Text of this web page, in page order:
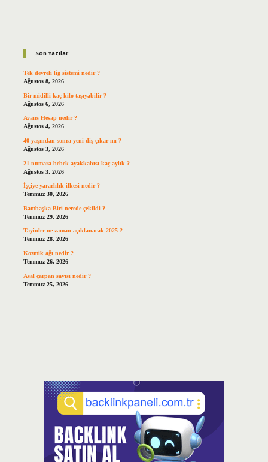
Son Yazılar
Tek devreli lig sistemi nedir ?
Ağustos 8, 2026
Bir midilli kaç kilo taşıyabilir ?
Ağustos 6, 2026
Avans Hesap nedir ?
Ağustos 4, 2026
40 yaşından sonra yeni diş çıkar mı ?
Ağustos 3, 2026
21 numara bebek ayakkabısı kaç aylık ?
Ağustos 3, 2026
İşçiye yararlılık ilkesi nedir ?
Temmuz 30, 2026
Bambaşka Biri nerede çekildi ?
Temmuz 29, 2026
Tayinler ne zaman açıklanacak 2025 ?
Temmuz 28, 2026
Kozmik ağı nedir ?
Temmuz 26, 2026
Asal çarpan sayısı nedir ?
Temmuz 25, 2026